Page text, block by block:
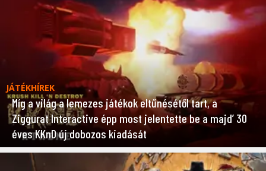
JÁTÉKHÍREK
Míg a világ a lemezes játékok eltűnésétől tart, a
Ziggurat Interactive épp most jelentette be a majd’ 30
éves KKnD új dobozos kiadását